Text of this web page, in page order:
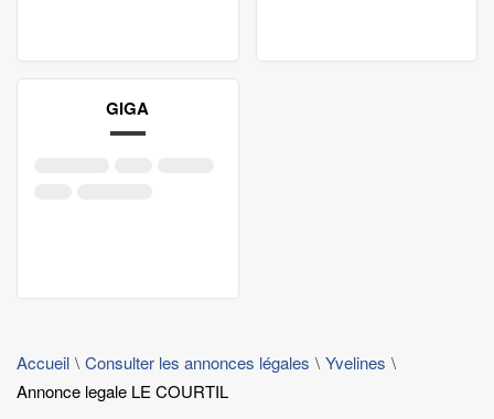
GIGA
Accueil Consulter les annonces légales
Yvelines
Annonce legale LE COURTIL